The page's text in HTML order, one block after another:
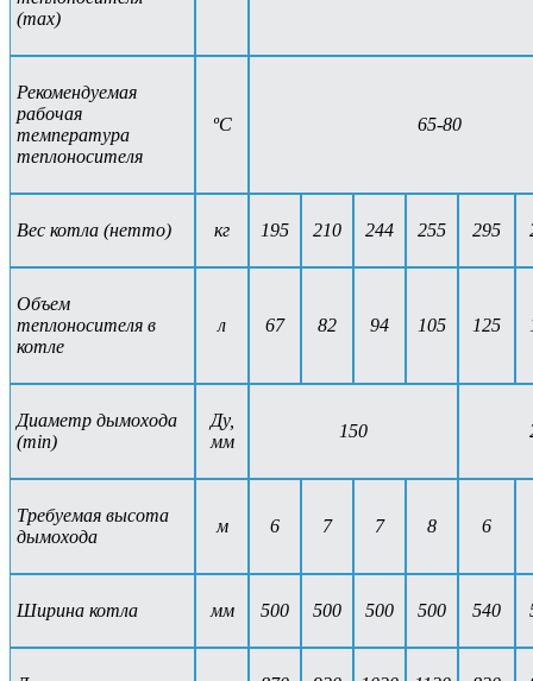
(max)
Рекомендуемая
рабочая
температура
теплоносителя
ºС 65-80
Вес котла (нетто) кг 195 210 244 255 295
Объем
теплоносителя в
котле
л 67 82 94 105 125
Диаметр дымохода
(min)
Ду,
мм
150
Требуемая высота
дымохода
м 6 7 7 8 6
Ширина котла мм 500 500 500 500 540